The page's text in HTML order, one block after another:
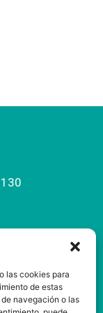
las cookies para
de estas
navegación o las